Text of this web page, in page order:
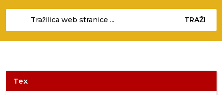
TRAŽI
Tex